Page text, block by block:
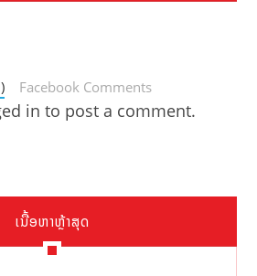
Facebook Comments
in to post a comment.
ເນື້ອຫາຫຼ້າສຸດ